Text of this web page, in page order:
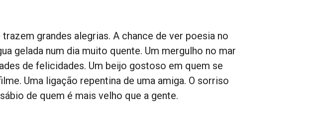
grandes alegrias. A chance de ver poesia no
gelada num dia muito quente. Um mergulho no mar
de felicidades. Um beijo gostoso em quem se
Uma ligação repentina de uma amiga. O sorriso
de quem é mais velho que a gente.